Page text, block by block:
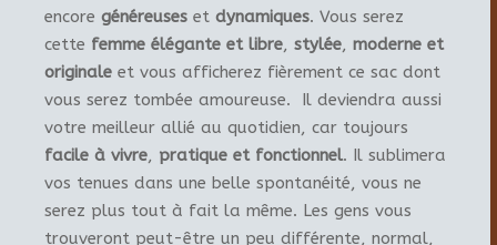
encore généreuses et dynamiques. Vous serez
cette femme élégante et libre, stylée, moderne et
originale et vous afficherez fièrement ce sac dont
vous serez tombée amoureuse. Il deviendra aussi
votre meilleur allié au quotidien, car toujours
facile à vivre, pratique et fonctionnel. Il sublimera
vos tenues dans une belle spontanéité, vous ne
serez plus tout à fait la même. Les gens vous
trouveront peut-être un peu différente, normal,